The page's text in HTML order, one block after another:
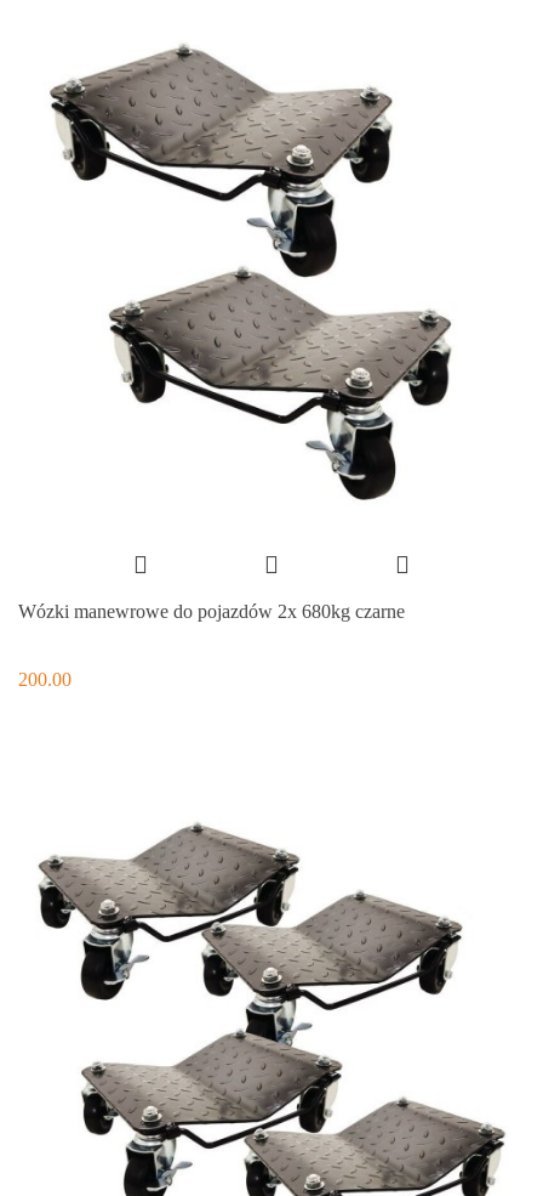
Wózki manewrowe do pojazdów 2x 680kg czarne
200.00